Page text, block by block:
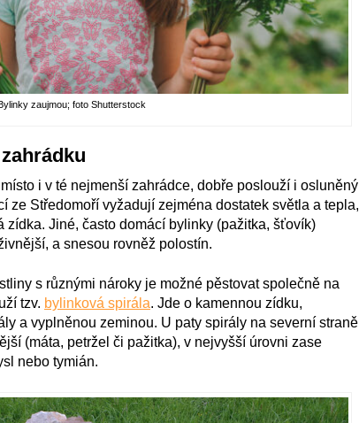
zaujmou; foto Shutterstock
i v té nejmenší zahrádce, dobře poslouží i osluněný
ze Středomoří vyžadují zejména dostatek světla a tepla,
zídka. Jiné, často domácí bylinky (pažitka, šťovík)
a snesou rovněž polostín.
s různými nároky je možné pěstovat společně na
tzv. bylinková spirála. Jde o kamennou zídku,
a vyplněnou zeminou. U paty spirály na severní straně
(máta, petržel či pažitka), v nejvyšší úrovni zase
nebo tymián.